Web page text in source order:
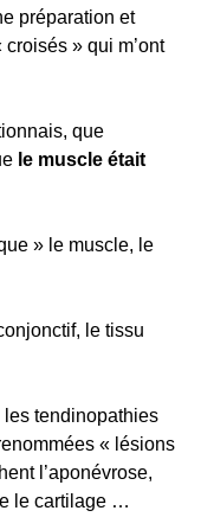
préparation et
» qui m’ont
que
le muscle était
» le muscle, le
le tissu
les tendinopathies
« lésions
l’aponévrose,
le cartilage …